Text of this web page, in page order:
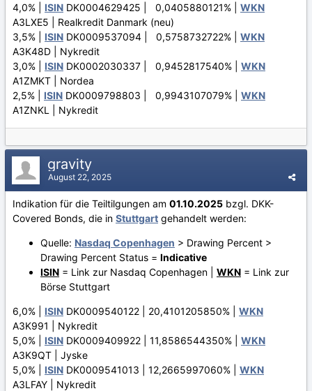
4,0% | ISIN DK0004629425 | 0,0405880121% | WKN
A3LXE5 | Realkredit Danmark (neu)
3,5% | ISIN DK0009537094 | 0,5758732722% | WKN
A3K48D | Nykredit
3,0% | ISIN DK0002030337 | 0,9452817540% | WKN
A1ZMKT | Nordea
2,5% | ISIN DK0009798803 | 0,9943107079% | WKN
A1ZNKL | Nykredit
gravity
August 22, 2025
Indikation für die Teiltilgungen am 01.10.2025 bzgl. DKK-
Covered Bonds, die in Stuttgart gehandelt werden:
Quelle: Nasdaq Copenhagen > Drawing Percent >
Drawing Percent Status = Indicative
ISIN = Link zur Nasdaq Copenhagen | WKN = Link zur
Börse Stuttgart
6,0% | ISIN DK0009540122 | 20,4101205850% | WKN
A3K991 | Nykredit
5,0% | ISIN DK0009409922 | 11,8586544350% | WKN
A3K9QT | Jyske
5,0% | ISIN DK0009541013 | 12,2665997060% | WKN
A3LFAY | Nykredit